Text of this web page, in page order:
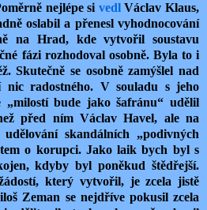
nejlépe si vedlVáclav Klaus,
oslabil a přenesl vyhodnocování
na Hrad, kde vytvořil soustavu
fázi rozhodoval osobně. Byla to i
Skutečně se osobně zamýšlel nad
nic radostného. V souladu s jeho
„milostí bude jako šafránu“ udělil
před ním Václav Havel, ale na
skandálních „podivných
o korupci. Jako laik bych byl s
kdyby byl poněkud štědřejší.
který vytvořil, je zcela jistě
Zeman se nejdříve pokusil zcela